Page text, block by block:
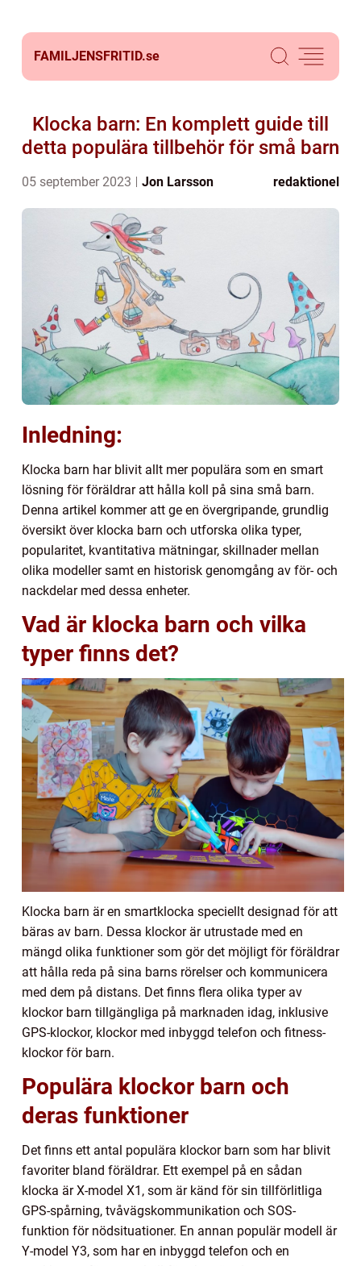
FAMILJENSFRITID.se
Klocka barn: En komplett guide till
detta populära tillbehör för små barn
05 september 2023 Jon Larsson redaktionel
Inledning:
Klocka barn har blivit allt mer populära som en smart
lösning för föräldrar att hålla koll på sina små barn.
Denna artikel kommer att ge en övergripande, grundlig
översikt över klocka barn och utforska olika typer,
popularitet, kvantitativa mätningar, skillnader mellan
olika modeller samt en historisk genomgång av för- och
nackdelar med dessa enheter.
Vad är klocka barn och vilka
typer finns det?
Klocka barn är en smartklocka speciellt designad för att
bäras av barn. Dessa klockor är utrustade med en
mängd olika funktioner som gör det möjligt för föräldrar
att hålla reda på sina barns rörelser och kommunicera
med dem på distans. Det finns flera olika typer av
klockor barn tillgängliga på marknaden idag, inklusive
GPS-klockor, klockor med inbyggd telefon och fitness-
klockor för barn.
Populära klockor barn och
deras funktioner
Det finns ett antal populära klockor barn som har blivit
favoriter bland föräldrar. Ett exempel på en sådan
klocka är X-model X1, som är känd för sin tillförlitliga
GPS-spårning, tvåvägskommunikation och SOS-
funktion för nödsituationer. En annan populär modell är
Y-model Y3, som har en inbyggd telefon och en